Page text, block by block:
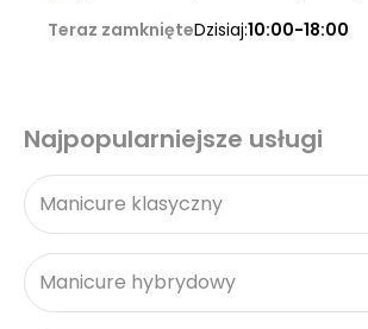
Teraz zamknięteDzisiaj:10:00-18:00
Najpopularniejsze usługi
Manicure klasyczny
Manicure hybrydowy